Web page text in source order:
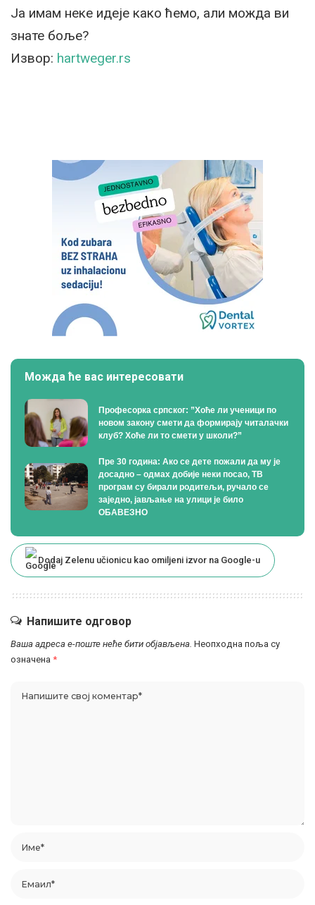
Ја имам неке идеје како ћемо, али можда ви
знате боље?
Извор: hartweger.rs
Можда ће вас интересовати
Професорка српског: ”Хоће ли ученици по
новом закону смети да формирају читалачки
клуб? Хоће ли то смети у школи?”
Пре 30 година: Ако се дете пожали да му је
досадно – одмах добије неки посао, ТВ
програм су бирали родитељи, ручало се
заједно, јављање на улици је било
ОБАВЕЗНО
Dodaj Zelenu učionicu kao omiljeni izvor na Google-u
Напишите одговор
Ваша адреса е-поште неће бити објављена. Неопходна поља су
означена *